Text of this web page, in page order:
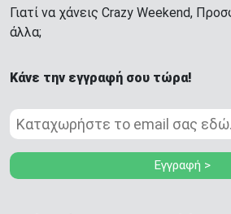
Γιατί να χάνεις Crazy Weekend,
άλλα;
Κάνε την εγγραφή σου τώρα!
Εγγραφή >